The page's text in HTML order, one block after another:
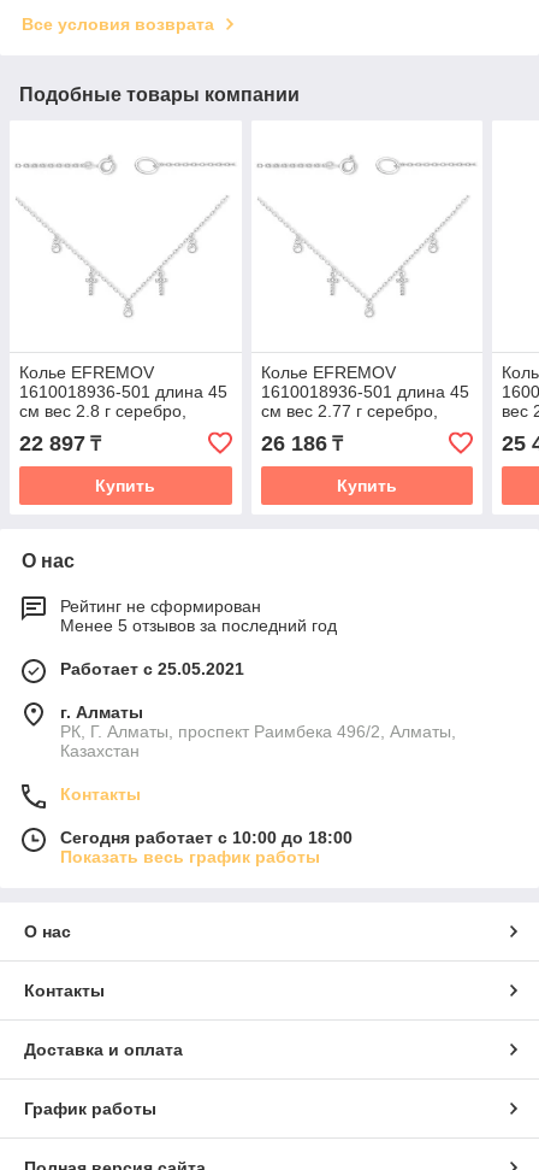
Все условия возврата
Подобные товары компании
Колье EFREMOV
1610018936-501 длина 45
см вес 2.8 г серебро,
22 897 ₸
Купить
Колье EFREMOV
1610018936-501 длина 45
см вес 2.77 г серебро,
26 186₸
Купить
вес
25
О нас
Рейтинг не сформирован
Менее 5 отзывов за последний год
Работает с 25.05.2021
г. Алматы
РК, Г. Алматы, проспект Раимбека 496/2, Алматы,
Казахстан
Контакты
Сегодня работает с 10:00 до 18:00
Показать весь график работы
О нас
Контакты
Доставка и оплата
График работы